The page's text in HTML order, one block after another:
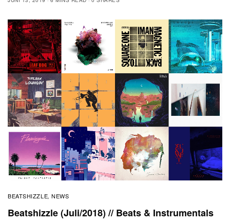
BEATSHIZZLE,NEWS
Beatshizzle (Juli/2018) // Beats & Instrumentals